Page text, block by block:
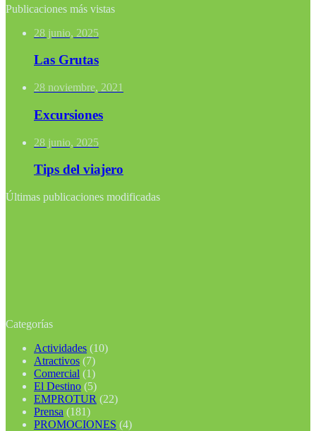
Publicaciones más vistas
28 junio, 2025
Las Grutas
28 noviembre, 2021
Excursiones
28 junio, 2025
Tips del viajero
Últimas publicaciones modificadas
Categorías
Actividades (10)
Atractivos (7)
Comercial (1)
El Destino (5)
EMPROTUR (22)
Prensa (181)
PROMOCIONES (4)